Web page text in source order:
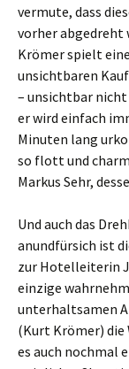
vermute, dass
vorher abgedreht
Krömer spielt
unsichtbaren
– unsichtbar
er wird einfach
Minuten lang
so flott und
Markus Sehr,
Und auch das
anundfürsich ist
zur Hotelleiterin
einzige
unterhaltsamen
(Kurt Krömer)
es auch nochmal